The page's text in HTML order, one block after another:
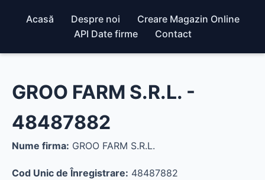
Acasă Despre noi
Creare Magazin Online
API Date firme
Contact
GROO FARM S.R.L. -
48487882
Nume firma: GROO FARM S.R.L.
Cod Unic de Înregistrare: 48487882